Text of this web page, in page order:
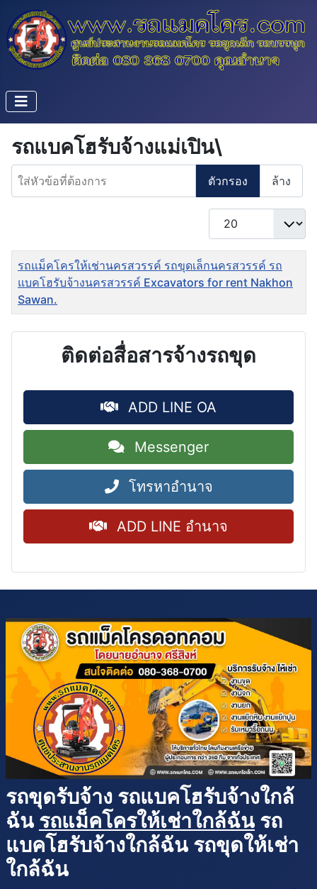
รถแบคโฮรับจ้างแม่เปิน\
ใส่หัวข้อที่ต้องการ
ตัวกรอง ล้าง
แสดง #
ชื่อ
รถแม็คโครให้เช่านครสวรรค์ รถขุดเล็กนครสวรรค์ รถ
แบคโฮรับจ้างนครสวรรค์ Excavators for rent Nakhon
Sawan.
ติดต่อสื่อสารจ้างรถขุด
ADD LINE OA
Messenger
โทรหาอำนาจ
ADD LINE อำนาจ
รถขุดรับจ้าง รถแบคโฮรับจ้างใกล้
ฉัน รถแม็คโครให้เช่าใกล้ฉัน รถ
แบคโฮรับจ้างใกล้ฉัน รถขุดให้เช่า
ใกล้ฉัน